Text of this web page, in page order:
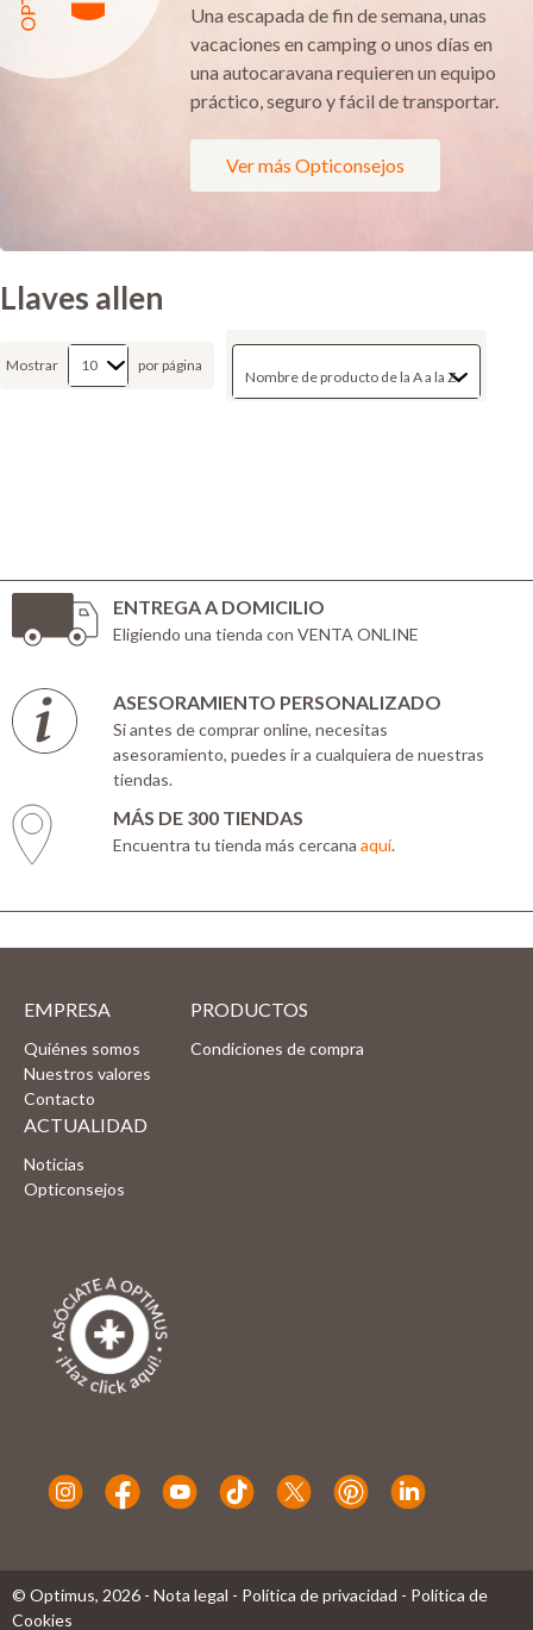
Una escapada de fin de semana, unas
vacaciones en camping o unos días en
una autocaravana requieren un equipo
práctico, seguro y fácil de transportar.
Ver más Opticonsejos
Llaves allen
Mostrar por página
ENTREGA A DOMICILIO
Eligiendo una tienda con VENTA ONLINE
ASESORAMIENTO PERSONALIZADO
Si antes de comprar online, necesitas
asesoramiento, puedes ir a cualquiera de nuestras
tiendas.
MÁS DE 300 TIENDAS
Encuentra tu tienda más cercana aquí.
EMPRESA
Quiénes somos
Nuestros valores
Contacto
PRODUCTOS
Condiciones de compra
ACTUALIDAD
Noticias
Opticonsejos
© Optimus, 2026 - Nota legal - Política de privacidad - Política de
Cookies